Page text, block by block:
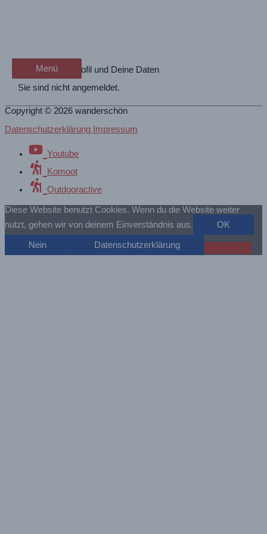
Menü
Menü
Dein Benutzerprofil und Deine Daten
Sie sind nicht angemeldet.
Copyright © 2026 wanderschön
Datenschutzerklärung Impressum
Youtube
Komoot
Outdooractive
Diese Website benutzt Cookies. Wenn du die Website weiter
nutzt, gehen wir von deinem Einverständnis aus.
OK
Nein Datenschutzerklärung